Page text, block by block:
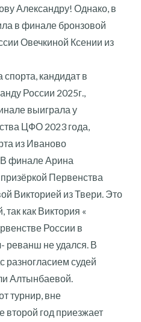
Александру! Однако, в
в финале бронзовой
Овечкиной Ксении из
кандидат в
России 2025г.,
выиграла у
ЦФО 2023 года,
из Иваново
В финале Арина
Первенства
Викторией из Твери. Это
как Виктория «
России в
реванш не удался. В
разногласием судей
Алтынбаевой.
турнир, вне
второй год приезжает